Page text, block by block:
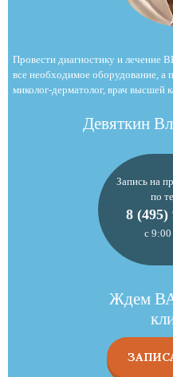
Провести диагностику и лечение
все необходимое оборудование, а
миколог-дерматолог, врач высшей
Девяткин
Запись на
по
8 (495)
с
Ждем